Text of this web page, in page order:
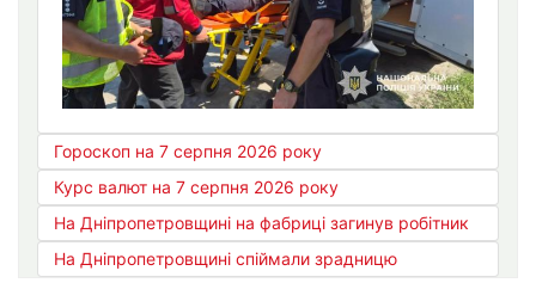
Гороскоп на 7 серпня 2026 року
Курс валют на 7 серпня 2026 року
На Дніпропетровщині на фабриці загинув робітник
На Дніпропетровщині спіймали зрадницю